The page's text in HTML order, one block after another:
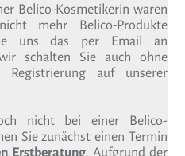
Belico-Kosmetikerin waren
mehr Belico-Produkte
uns das per Email an
schalten Sie auch ohne
auf unserer
nicht bei einer Belico-
Sie zunächst einen Termin